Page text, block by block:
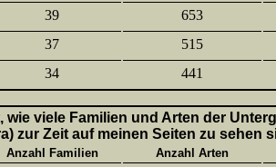
39 653
37 515
34 441
wie viele Familien und Arten der
zur Zeit auf meinen Seiten zu sehen
Anzahl Familien Anzahl Arten